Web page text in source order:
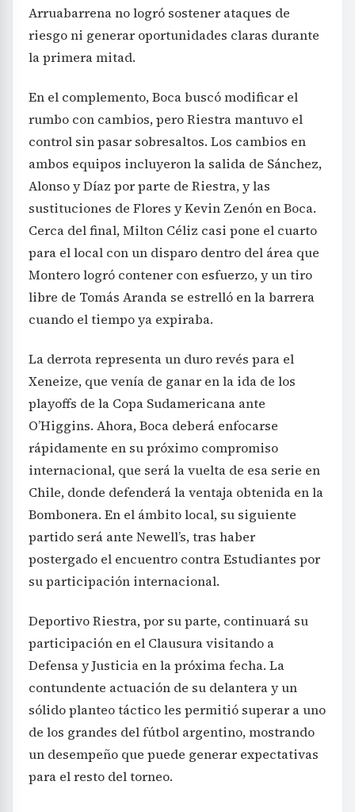
Arruabarrena no logró sostener ataques de
riesgo ni generar oportunidades claras durante
la primera mitad.
En el complemento, Boca buscó modificar el
rumbo con cambios, pero Riestra mantuvo el
control sin pasar sobresaltos. Los cambios en
ambos equipos incluyeron la salida de Sánchez,
Alonso y Díaz por parte de Riestra, y las
sustituciones de Flores y Kevin Zenón en Boca.
Cerca del final, Milton Céliz casi pone el cuarto
para el local con un disparo dentro del área que
Montero logró contener con esfuerzo, y un tiro
libre de Tomás Aranda se estrelló en la barrera
cuando el tiempo ya expiraba.
La derrota representa un duro revés para el
Xeneize, que venía de ganar en la ida de los
playoffs de la Copa Sudamericana ante
O’Higgins. Ahora, Boca deberá enfocarse
rápidamente en su próximo compromiso
internacional, que será la vuelta de esa serie en
Chile, donde defenderá la ventaja obtenida en la
Bombonera. En el ámbito local, su siguiente
partido será ante Newell’s, tras haber
postergado el encuentro contra Estudiantes por
su participación internacional.
Deportivo Riestra, por su parte, continuará su
participación en el Clausura visitando a
Defensa y Justicia en la próxima fecha. La
contundente actuación de su delantera y un
sólido planteo táctico les permitió superar a uno
de los grandes del fútbol argentino, mostrando
un desempeño que puede generar expectativas
para el resto del torneo.